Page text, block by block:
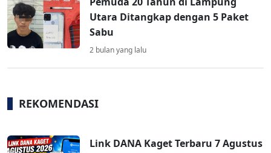
Utara Ditangkap dengan 5 Paket
Sabu
2 bulan yang lalu
REKOMENDASI
Link DANA Kaget Terbaru 7 Agustus